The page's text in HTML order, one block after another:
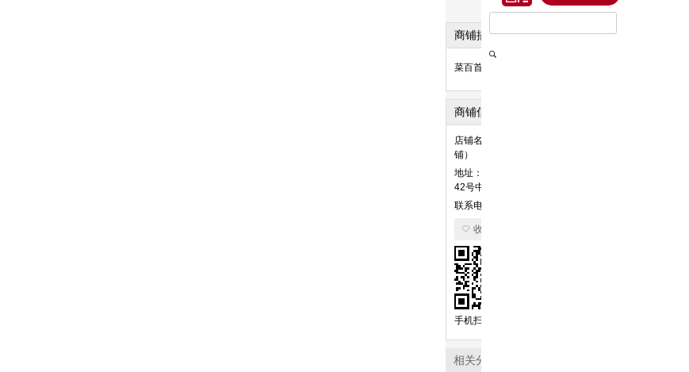
商铺描述
菜百首饰电商
商铺信息
店铺名：菜百首饰电商（自营店
铺）
地址： 北京市西城区广安门南街
42号中建二局大厦9层
联系电话：010-83552288
收藏店铺
手机扫一扫
相关分类